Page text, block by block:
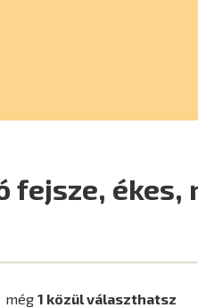
fejsze, ékes,
még 1 közül választhatsz